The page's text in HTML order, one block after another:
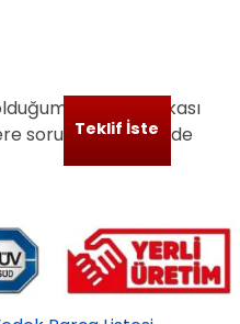
CE Sertifikası
sorunsuz bir şekilde
Teklif İste